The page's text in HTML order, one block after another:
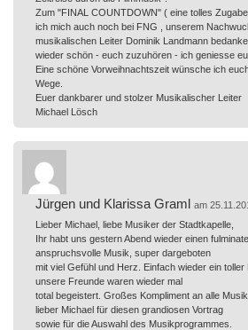
Zum "FINAL COUNTDOWN" ( eine tolles
ich mich auch noch bei FNG , unserem
musikalischen Leiter Dominik Landmann
wieder schön - euch zuzuhören - ich geniesse
Eine schöne Vorweihnachtszeit wünsche ich
Wege.
Euer dankbarer und stolzer Musikalischer Leiter
Michael Lösch
Jürgen und Klarissa Graml am
Lieber Michael, liebe Musiker der Stadtkapelle,
Ihr habt uns gestern Abend wieder einen
anspruchsvolle Musik, super dargeboten
mit viel Gefühl und Herz. Einfach wieder ein
unsere Freunde waren wieder mal
total begeistert. Großes Kompliment an alle
lieber Michael für diesen grandiosen Vortrag
sowie für die Auswahl des Musikprogrammes.